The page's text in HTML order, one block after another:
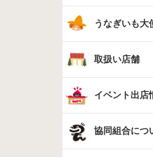
うなぎいも大
取扱い店舗
イベント出店
協同組合につ